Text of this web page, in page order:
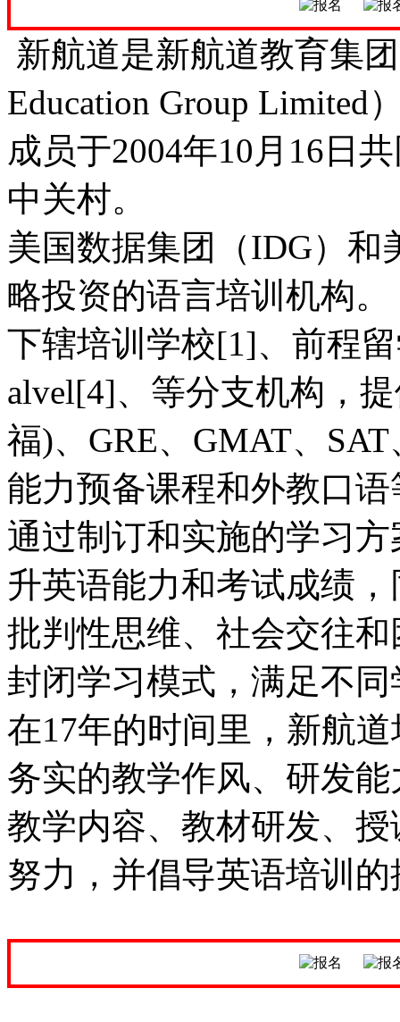
新航道是新航道教育集
Education Group Limited
成员于2004年10月16日
中关村。
美国数据集团（IDG）
略投资的语言培训机构。
下辖培训学校[1]、前程
alvel[4]、等分支机构，
福)、GRE、GMAT、
能力预备课程和外教口
通过制订和实施的学习
升英语能力和考试成绩
批判性思维、社会交往
封闭学习模式，满足不
在17年的时间里，新航
务实的教学作风、研发
教学内容、教材研发、
努力，并倡导英语培训的